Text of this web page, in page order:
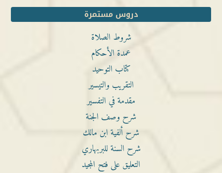
دروس مستمرة
شروط الصلاة
عمدة الأحكام
كتاب التوحيد
التقريب والتيسير
مقدمة في التفسير
شرح وصف الجنة
شرح ألفية ابن مالك
شرح السنة للبربهاري
التعليق على فتح المجيد